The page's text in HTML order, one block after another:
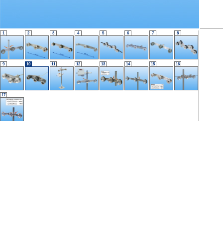
1 2 3 4 5 6 7 8
9 10 11 12 13 14 15 16
17